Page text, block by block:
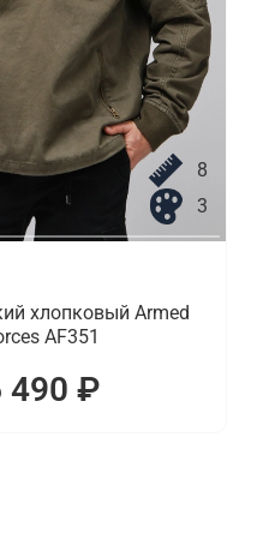
8
3
хлопковый Armed
AF351
490 ₽